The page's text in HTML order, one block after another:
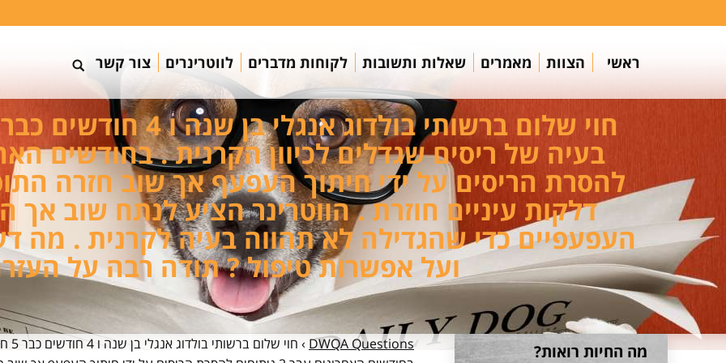
ראשי הצוות מאמרים שאלות ותשובות לקוחות מדברים לווטרינרים צור קשר
להסרת הריסים על ידי חיתוך העפעף אך שוב חזרה
דלקות עיניים חוזרת . הווטרינר הציע לנתח שוב
העפעפיים כדי שהגדילה לא תהווה בעיה לקרנית . מה
ועל אפשרות טיפול ? תודה רבה על
DWQA Questions
›
מה החיות רואות?